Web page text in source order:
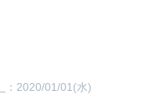
：2020/01/01(水)